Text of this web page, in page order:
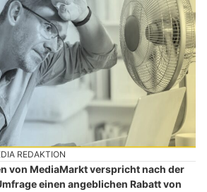
REDAKTION
von MediaMarkt verspricht nach der
einen angeblichen Rabatt von